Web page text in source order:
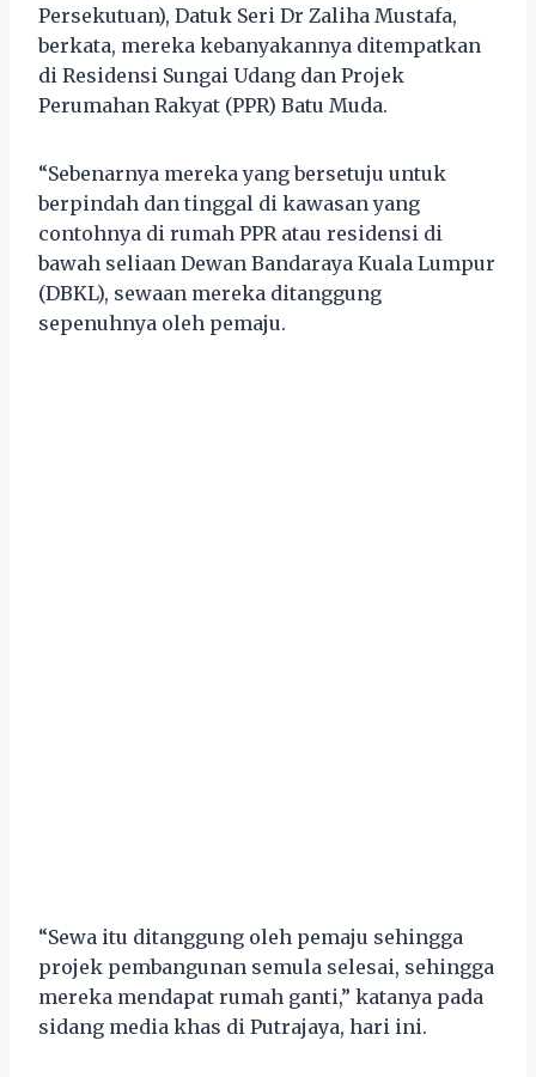
Persekutuan), Datuk Seri Dr Zaliha Mustafa,
berkata, mereka kebanyakannya ditempatkan
di Residensi Sungai Udang dan Projek
Perumahan Rakyat (PPR) Batu Muda.
“Sebenarnya mereka yang bersetuju untuk
berpindah dan tinggal di kawasan yang
contohnya di rumah PPR atau residensi di
bawah seliaan Dewan Bandaraya Kuala Lumpur
(DBKL), sewaan mereka ditanggung
sepenuhnya oleh pemaju.
“Sewa itu ditanggung oleh pemaju sehingga
projek pembangunan semula selesai, sehingga
mereka mendapat rumah ganti,” katanya pada
sidang media khas di Putrajaya, hari ini.